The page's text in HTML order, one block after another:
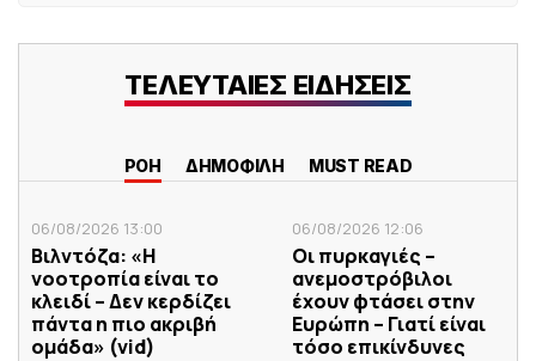
ΤΕΛΕΥΤΑΙΕΣ ΕΙΔΗΣΕΙΣ
ΡΟΗ ΔΗΜΟΦΙΛΗ MUST READ
06/08/2026 13:00
Βιλντόζα: «Η
νοοτροπία είναι το
κλειδί – Δεν κερδίζει
πάντα η πιο ακριβή
ομάδα» (vid)
06/08/2026 12:06
Οι πυρκαγιές –
ανεμοστρόβιλοι
έχουν φτάσει στην
Ευρώπη – Γιατί είναι
τόσο επικίνδυνες